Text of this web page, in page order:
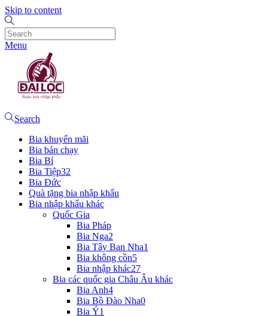
Skip to content
Menu
Search
Bia khuyến mãi
Bia bán chạy
Bia Bỉ
Bia Tiệp32
Bia Đức
Quà tặng bia nhập khẩu
Bia nhập khẩu khác
Quốc Gia
Bia Pháp
Bia Nga2
Bia Tây Ban Nha1
Bia không cồn5
Bia nhập khác27
Bia các quốc gia Châu Âu khác
Bia Anh4
Bia Bồ Đào Nha0
Bia Ý1